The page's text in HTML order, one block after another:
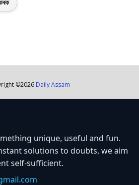
©2026 Daily Assam
unique, useful and fun.
solutions to doubts, we aim
self-sufficient.